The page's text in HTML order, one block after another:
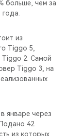
больше, чем за
из
Tiggo 5,
Tiggo 2. Самой
Tiggo 3, на
январе через
42
из которых